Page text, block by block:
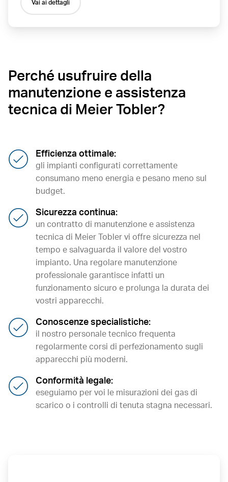
Vai ai dettagli
Perché usufruire della
manutenzione e assistenza
tecnica di Meier Tobler?
Efficienza ottimale:
gli impianti configurati correttamente
consumano meno energia e pesano meno sul
budget.
Sicurezza continua:
un contratto di manutenzione e assistenza
tecnica di Meier Tobler vi offre sicurezza nel
tempo e salvaguarda il valore del vostro
impianto. Una regolare manutenzione
professionale garantisce infatti un
funzionamento sicuro e prolunga la durata dei
vostri apparecchi.
Conoscenze specialistiche:
il nostro personale tecnico frequenta
regolarmente corsi di perfezionamento sugli
apparecchi più moderni.
Conformità legale:
eseguiamo per voi le misurazioni dei gas di
scarico o i controlli di tenuta stagna necessari.